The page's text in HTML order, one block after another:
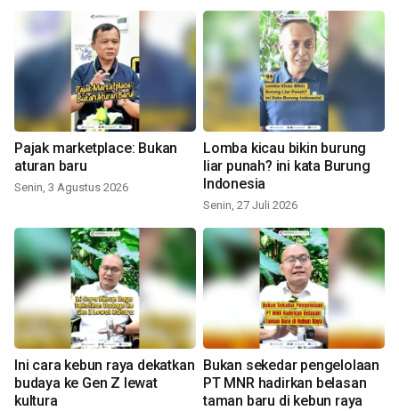
Pajak marketplace: Bukan
aturan baru
Senin, 3 Agustus 2026
Lomba kicau bikin burung
liar punah? ini kata Burung
Indonesia
Senin, 27 Juli 2026
Ini cara kebun raya dekatkan
budaya ke Gen Z lewat
kultura
Bukan sekedar pengelolaan
PT MNR hadirkan belasan
taman baru di kebun raya